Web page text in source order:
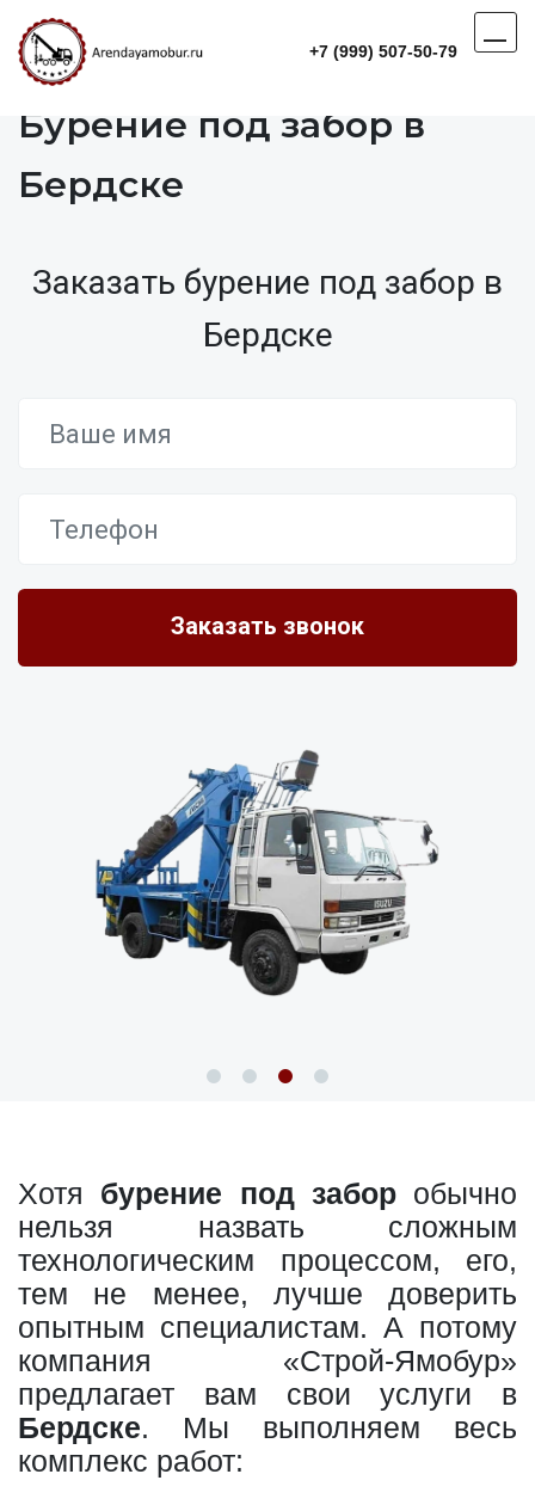
+7 (999) 507-50-79
Бурение под забор в
Бердске
Заказать бурение под забор в
Бердске
Хотя бурение под заборобычно
нельзя назвать сложным
технологическим процессом, его,
тем не менее, лучше доверить
опытным специалистам. А потому
компания «Строй-Ямобур»
предлагает вам свои услуги в
Бердске. Мы выполняем весь
комплекс работ: